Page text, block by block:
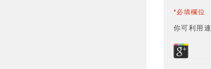
*必填欄位
你可利用